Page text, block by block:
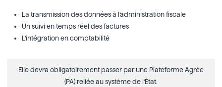
La transmission des données à l’administration fiscale
Un suivi en temps réel des factures
L’intégration en comptabilité
Elle devra obligatoirement passer par une Plateforme Agrée
(PA) reliée au système de l’État.